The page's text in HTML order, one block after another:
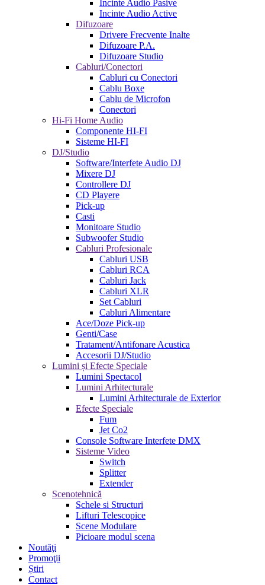
Incinte Audio Pasive
Incinte Audio Active
Difuzoare
Drivere Frecvente Inalte
Difuzoare P.A.
Difuzoare Studio
Cabluri/Conectori
Cabluri cu Conectori
Cablu Boxe
Cablu de Microfon
Conectori
Hi-Fi Home Audio
Componente HI-FI
Sisteme HI-FI
DJ/Studio
Software/Interfete Audio DJ
Mixere DJ
Controllere DJ
CD Playere
Pick-up
Casti
Monitoare Studio
Subwoofer Studio
Cabluri Profesionale
Cabluri USB
Cabluri RCA
Cabluri Jack
Cabluri XLR
Set Cabluri
Cabluri Alimentare
Ace/Doze Pick-up
Genti/Case
Tratament/Antifonare Acustica
Accesorii DJ/Studio
Lumini și Efecte Speciale
Lumini Spectacol
Lumini Arhitecturale
Lumini Arhitecturale de Exterior
Efecte Speciale
Fum
Jet Co2
Console Software Interfete DMX
Sisteme Video
Switch
Splitter
Extender
Scenotehnică
Schele si Structuri
Lifturi Telescopice
Scene Modulare
Picioare modul scena
Noutăţi
Promoţii
Știri
Contact